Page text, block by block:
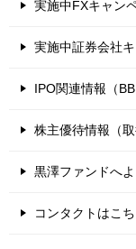
実施中FXキャン
実施中証券会社
IPO関連情報（
株主優待情報（取
黒澤ファンドへ
コンタクトはこ